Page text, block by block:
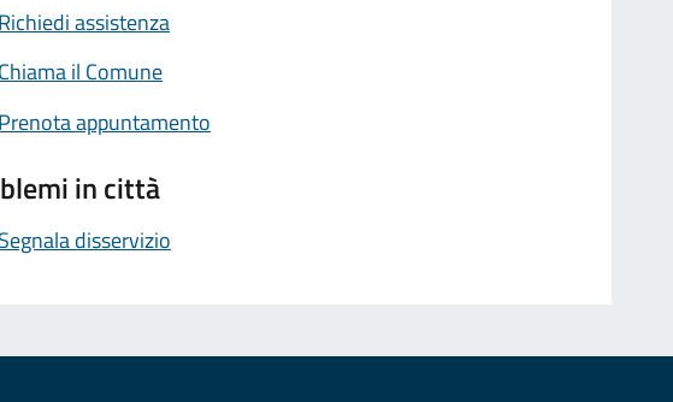
assistenza
il Comune
appuntamento
in città
disservizio